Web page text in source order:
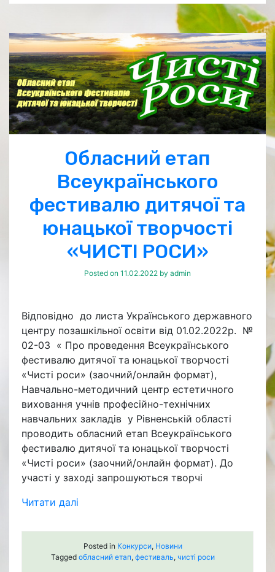
Обласний етап
Всеукраїнського
фестивалю дитячої та
юнацької творчості
«ЧИСТІ РОСИ»
Posted on 11.02.2022 by admin
Відповідно до листа Українського державного
центру позашкільної освіти від 01.02.2022р. №
02-03 « Про проведення Всеукраїнського
фестивалю дитячої та юнацької творчості
«Чисті роси» (заочний/онлайн формат),
Навчально-методичний центр естетичного
виховання учнів професійно-технічних
навчальних закладів у Рівненській області
проводить обласний етап Всеукраїнського
фестивалю дитячої та юнацької творчості
«Чисті роси» (заочний/онлайн формат). До
участі у заході запрошуються творчі
Читати далі
Posted in Конкурси, Новини
Tagged обласний етап, фестиваль, чисті роси